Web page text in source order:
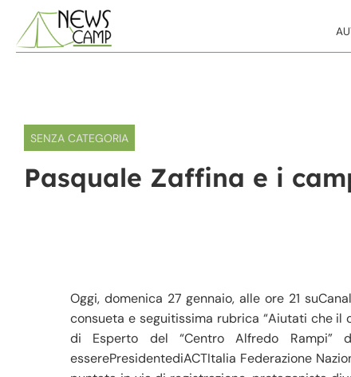
Skip to content
SENZA CATEGORIA
Pasquale Zaffina e i
Oggi, domenica 27 gennaio, alle ore 21
consueta e seguitissima rubrica “Aiutati che il
di Esperto del “Centro Alfredo Rampi”
esserePresidentediACTItalia Federazione